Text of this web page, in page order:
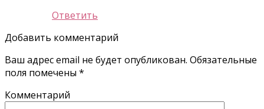
Ответить
Добавить комментарий
Ваш адрес email не будет опубликован. Обязательные
поля помечены *
Комментарий